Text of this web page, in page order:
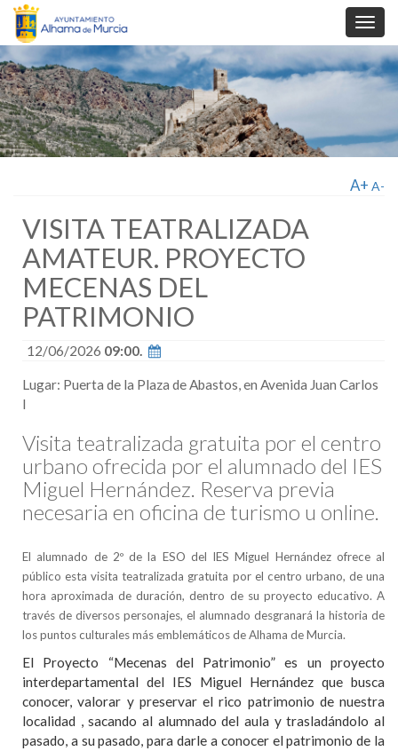
A+ A-
VISITA TEATRALIZADA
AMATEUR. PROYECTO
MECENAS DEL
PATRIMONIO
12/06/2026 09:00.
Lugar: Puerta de la Plaza de Abastos, en Avenida Juan Carlos
I
Visita teatralizada gratuita por el centro
urbano ofrecida por el alumnado del IES
Miguel Hernández. Reserva previa
necesaria en oficina de turismo u online.
El alumnado de 2º de la ESO del IES Miguel Hernández ofrece al
público esta visita teatralizada gratuita por el centro urbano, de una
hora aproximada de duración, dentro de su proyecto educativo. A
través de diversos personajes, el alumnado desgranará la historia de
los puntos culturales más emblemáticos de Alhama de Murcia.
El Proyecto “Mecenas del Patrimonio” es un proyecto
interdepartamental del IES Miguel Hernández que busca
conocer, valorar y preservar el rico patrimonio de nuestra
localidad , sacando al alumnado del aula y trasladándolo al
pasado, a su pasado, para darle a conocer el patrimonio de la